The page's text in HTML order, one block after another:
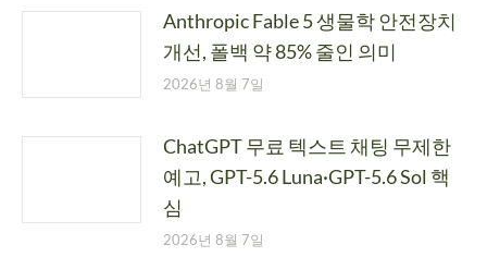
Anthropic Fable 5 생물학 안전장치
개선, 폴백 약 85% 줄인 의미
2026년 8월 7일
ChatGPT 무료 텍스트 채팅 무제한
예고, GPT-5.6 Luna·GPT-5.6 Sol 핵
심
2026년 8월 7일